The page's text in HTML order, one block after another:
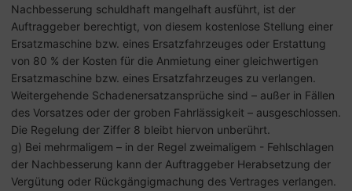
Nachbesserung schuldhaft mangelhaft ausführt, ist der
Auftraggeber berechtigt, von diesem kostenlose Stellung einer
Ersatzmaschine bzw. eines Ersatzfahrzeuges oder Erstattung
von 80 % der Kosten für die Anmietung einer gleichwertigen
Ersatzmaschine bzw. eines Ersatzfahrzeuges zu verlangen.
Weitergehende Schadenersatzansprüche sind – außer in Fällen
des Vorsatzes oder der groben Fahrlässigkeit – ausgeschlossen.
Die Regelung der Ziffer 8 bleibt hiervon unberührt.
g) Bei mehrmaligem – in der Regel zweimaligem - Fehlschlagen
der Nachbesserung kann der Auftraggeber Herabsetzung der
Vergütung oder Rückgängigmachung des Vertrages verlangen.